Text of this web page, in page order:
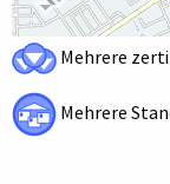
Mehrere
Mehrere